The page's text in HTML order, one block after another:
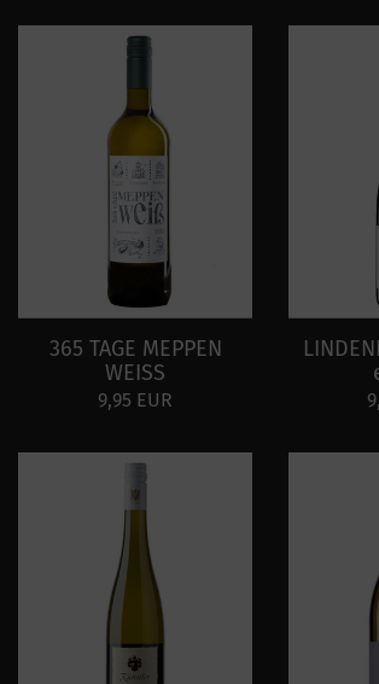
365 TAGE MEPPEN
WEISS
9,95 EUR